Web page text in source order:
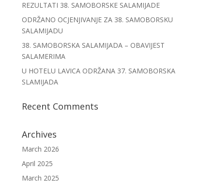
REZULTATI 38. SAMOBORSKE SALAMIJADE
ODRŽANO OCJENJIVANJE ZA 38. SAMOBORSKU
SALAMIJADU
38. SAMOBORSKA SALAMIJADA – OBAVIJEST
SALAMERIMA
U HOTELU LAVICA ODRŽANA 37. SAMOBORSKA
SLAMIJADA
Recent Comments
Archives
March 2026
April 2025
March 2025